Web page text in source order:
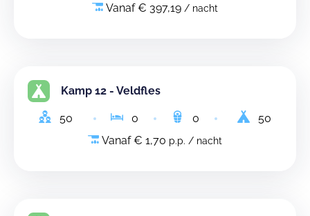
Vanaf € 397,19 / nacht
Kamp 12 - Veldfles
50 0 0
50
Vanaf € 1,70 p.p. / nacht